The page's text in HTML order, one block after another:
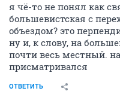
я чё-то не понял как
большевистская с
объездом? это
ну и, к слову, на
почти весь местный.
присматривался
ОТВЕТИТЬ